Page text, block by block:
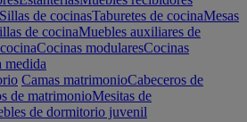
Sillas de cocinasTaburetes de cocinaMesas
de cocinaMuebles auxiliares de
Cocinas modularesCocinas
medida
Camas matrimonioCabeceros de
de matrimonioMesitas de
de dormitorio juvenil